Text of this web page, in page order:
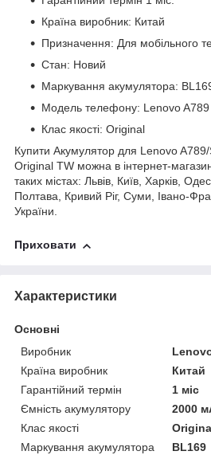
Країна виробник: Китай
Призначення: Для мобільного
Стан: Новий
Маркування акумулятора:
Модель телефону: Lenovo A789
Клас якості: Original
Купити Акумулятор для Lenovo
Original TW можна в інтернет-
таких містах: Львів, Київ, Харків,
Полтава, Кривий Ріг, Суми, Івано-
України.
Приховати
Характеристики
Основні
Виробник
Країна виробник
Китай
Гарантійний термін
1 міс
Ємність акумулятору
2000
Клас якості
Маркування акумулятора
BL169